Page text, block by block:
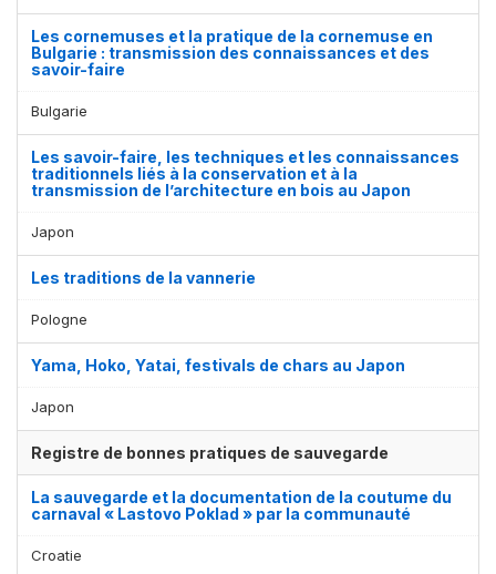
Les cornemuses et la pratique de la cornemuse en
Bulgarie : transmission des connaissances et des
savoir-faire
Bulgarie
Les savoir-faire, les techniques et les connaissances
traditionnels liés à la conservation et à la
transmission de l’architecture en bois au Japon
Japon
Les traditions de la vannerie
Pologne
Yama, Hoko, Yatai, festivals de chars au Japon
Japon
Registre de bonnes pratiques de sauvegarde
La sauvegarde et la documentation de la coutume du
carnaval « Lastovo Poklad » par la communauté
Croatie